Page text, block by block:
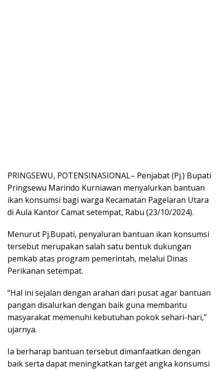
PRINGSEWU, POTENSINASIONAL– Penjabat (Pj.) Bupati
Pringsewu Marindo Kurniawan menyalurkan bantuan
ikan konsumsi bagi warga Kecamatan Pagelaran Utara
di Aula Kantor Camat setempat, Rabu (23/10/2024).
Menurut Pj.Bupati, penyaluran bantuan ikan konsumsi
tersebut merupakan salah satu bentuk dukungan
pemkab atas program pemerintah, melalui Dinas
Perikanan setempat.
“Hal ini sejalan dengan arahan dari pusat agar bantuan
pangan disalurkan dengan baik guna membantu
masyarakat memenuhi kebutuhan pokok sehari-hari,”
ujarnya.
Ia berharap bantuan tersebut dimanfaatkan dengan
baik serta dapat meningkatkan target angka konsumsi